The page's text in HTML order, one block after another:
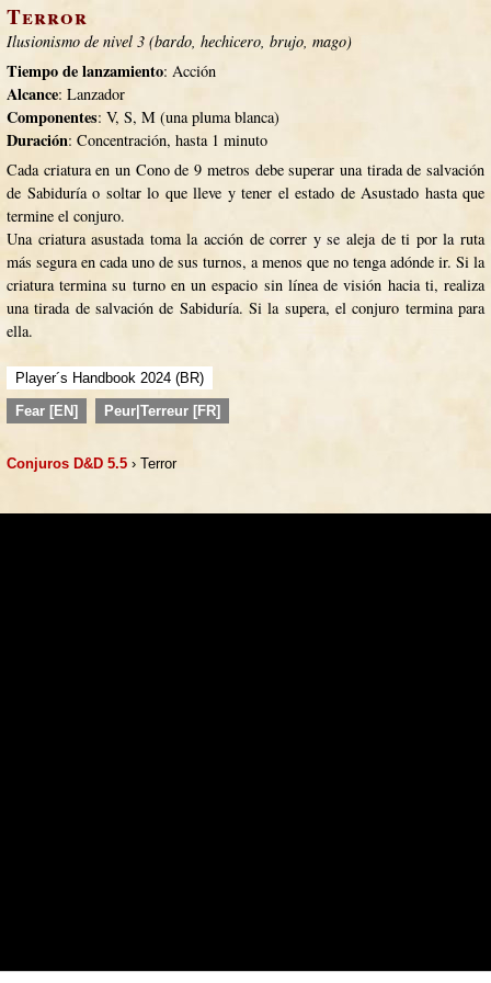
Terror
Ilusionismo de nivel 3 (bardo, hechicero, brujo, mago)
Tiempo de lanzamiento: Acción
Alcance: Lanzador
Componentes: V, S, M (una pluma blanca)
Duración: Concentración, hasta 1 minuto
Cada criatura en un Cono de 9 metros debe superar una tirada de salvación
de Sabiduría o soltar lo que lleve y tener el estado de Asustado hasta que
termine el conjuro.
Una criatura asustada toma la acción de correr y se aleja de ti por la ruta
más segura en cada uno de sus turnos, a menos que no tenga adónde ir. Si la
criatura termina su turno en un espacio sin línea de visión hacia ti, realiza
una tirada de salvación de Sabiduría. Si la supera, el conjuro termina para
ella.
Player´s Handbook 2024 (BR)
Fear [EN]
Peur|Terreur [FR]
Conjuros D&D 5.5 › Terror